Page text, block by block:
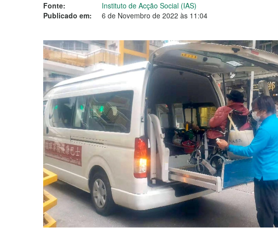
Fonte:
Instituto de Acção Social (IAS)
Publicado em:
6 de Novembro de 2022 às 11:04